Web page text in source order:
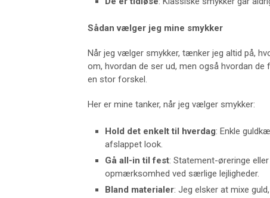
Sådan vælger jeg mine smykker
Når jeg vælger smykker, tænker jeg altid på,
om, hvordan de ser ud, men også hvordan
en stor forskel.
Her er mine tanker, når jeg vælger smykker:
Hold det enkelt til hverdag: Enkle
afslappet look.
Gå all-in til fest: Statement-øreringe
opmærksomhed ved særlige lejligheder.
Bland materialer: Jeg elsker at mixe